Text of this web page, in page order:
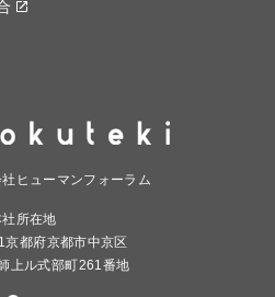
ヒューマンフォーラム
社所在地
都府京都市中京区
上ル式部町261番地